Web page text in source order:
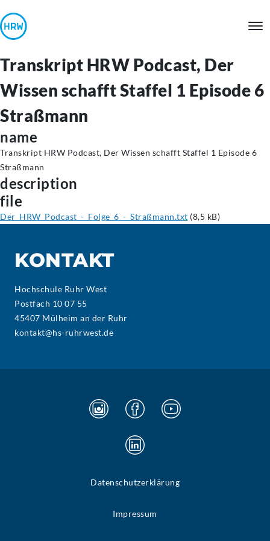
Transkript HRW Podcast, Der
Wissen schafft Staffel 1 Episode 6
Straßmann
name
Transkript HRW Podcast, Der Wissen schafft Staffel 1 Episode 6
Straßmann
description
file
Der_HRW_Podcast_-_Folge_6_-_Straßmann.txt (8,5 kB)
KONTAKT
Hochschule Ruhr West
Postfach 10 07 55
45407 Mülheim an der Ruhr
kontakt@hs-ruhrwest.de
Datenschutzerklärung
Impressum